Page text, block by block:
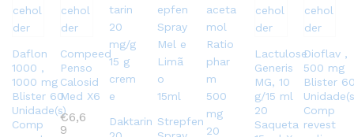
Daflon
1000 ,
1000 mg
Blister 60
Unidade(s)
Comp
Compeed
Penso
Calosid
Med X6
€6,6
9
Daktarin Strepfen
Lactulose
Generis
MG, 10
g/15 ml
20
Saqueta
Dioflav ,
500 mg
Blister
Comp
revest